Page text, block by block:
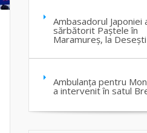
Ambasadorul Japoniei
sărbătorit Paștele în
Maramureș, la Desești
Ambulanța pentru
a intervenit în satul